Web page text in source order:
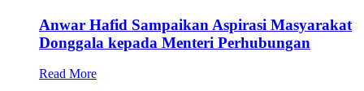
Anwar Hafid Sampaikan Aspirasi Masyarakat
Donggala kepada Menteri Perhubungan
Read More